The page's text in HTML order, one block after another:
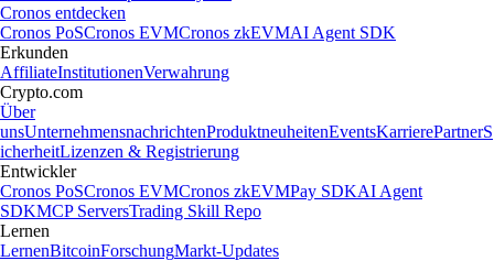
Cronos entdecken
Cronos PoSCronos EVMCronos zkEVMAI Agent SDK
Erkunden
AffiliateInstitutionenVerwahrung
Crypto.com
Über
unsUnternehmensnachrichtenProduktneuheitenEventsKarrierePartnerS
icherheitLizenzen & Registrierung
Entwickler
Cronos PoSCronos EVMCronos zkEVMPay SDKAI Agent
SDKMCP ServersTrading Skill Repo
Lernen
LernenBitcoinForschungMarkt-Updates